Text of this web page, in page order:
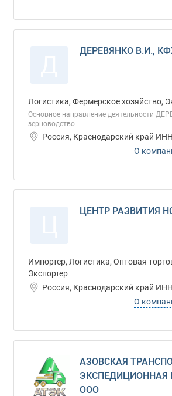
ДЕРЕВЯНКО В.И.,
Логистика, Фермерское хозяйство,
Основное направление деятельности
зерноводство
Россия, Краснодарский край
О
ЦЕНТР РАЗВИТИЯ
Импортер, Логистика, Оптовая
Экспортер
Россия, Краснодарский край
О
АЗОВСКАЯ
ЭКСПЕДИЦИОННАЯ
ООО